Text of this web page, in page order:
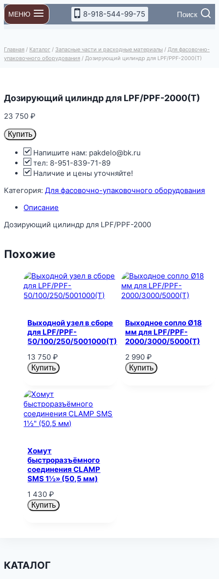
Перейти
к
содержимому
МЕНЮ 8-918-544-99-75 Поиск
Главная / Каталог / Запасные части и расходные материалы / Для фасовочно-
упаковочного оборудования / Дозирующий цилиндр для LPF/PPF-2000(T)
Дозирующий цилиндр для LPF/PPF-2000(T)
23 750₽
Купить
Напишите нам: pakdelo@bk.ru
тел: 8-951-839-71-89
Наличие и цены уточняйте!
Категория:Для фасовочно-упаковочного оборудования
Описание
Дозирующий цилиндр для LPF/PPF-2000
Похожие
Выходной узел в сборе
для LPF/PPF-
50/100/250/5001000(T)
13 750₽
Купить
Выходное сопло Ø18
мм для LPF/PPF-
2000/3000/5000(T)
2 990 ₽
Купить
Хомут
быстроразъёмного
соединения CLAMP
SMS 1½» (50,5 мм)
1 430₽
Купить
КАТАЛОГ